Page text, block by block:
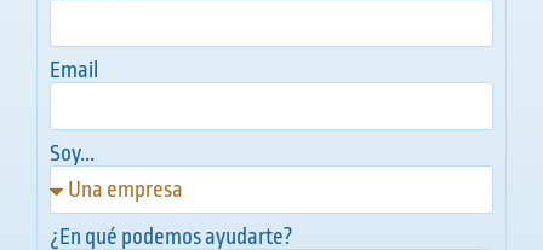
Email
Soy...
¿En qué podemos ayudarte?